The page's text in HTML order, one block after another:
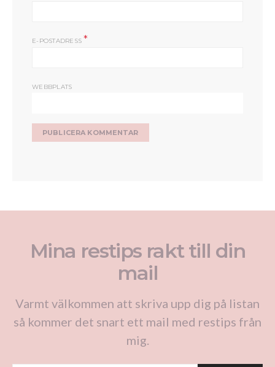
E-POSTADRESS*
WEBBPLATS
Mina restips rakt till din
mail
Varmt välkommen att skriva upp dig på listan
så kommer det snart ett mail med restips från
mig.